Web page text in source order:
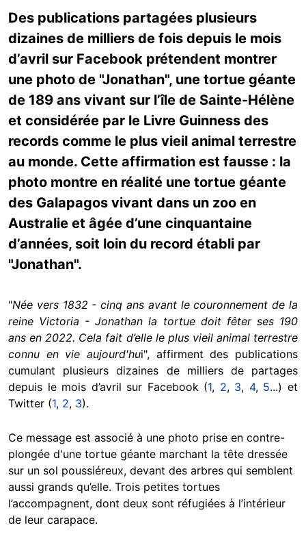
Des publications partagées plusieurs
dizaines de milliers de fois depuis le mois
d’avril sur Facebook prétendent montrer
une photo de "Jonathan", une tortue géante
de 189 ans vivant sur l’île de Sainte-Hélène
et considérée par le Livre Guinness des
records comme le plus vieil animal terrestre
au monde. Cette affirmation est fausse : la
photo montre en réalité une tortue géante
des Galapagos vivant dans un zoo en
Australie et âgée d’une cinquantaine
d’années, soit loin du record établi par
"Jonathan".
"Née vers 1832 - cinq ans avant le couronnement de la
reine Victoria - Jonathan la tortue doit fêter ses 190
ans en 2022. Cela fait d’elle le plus vieil animal terrestre
connu en vie aujourd'hui", affirment des publications
cumulant plusieurs dizaines de milliers de partages
depuis le mois d’avril sur Facebook (1, 2, 3, 4, 5...) et
Twitter (1, 2, 3).
Ce message est associé à une photo prise en contre-
plongée d'une tortue géante marchant la tête dressée
sur un sol poussiéreux, devant des arbres qui semblent
aussi grands qu’elle. Trois petites tortues
l’accompagnent, dont deux sont réfugiées à l’intérieur
de leur carapace.